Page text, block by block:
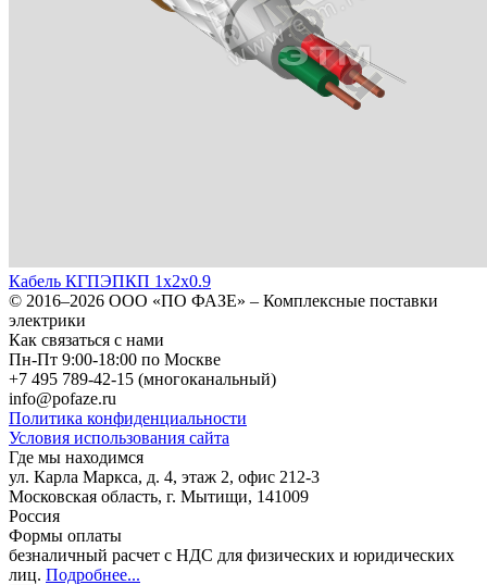
Кабель КГПЭПКП 1х2х0.9
© 2016–2026 ООО «ПО ФАЗЕ» – Комплексные поставки
электрики
Как связаться с нами
Пн-Пт 9:00-18:00 по Москве
+7 495 789-42-15 (многоканальный)
info@pofaze.ru
Политика конфиденциальности
Условия использования сайта
Где мы находимся
ул. Карла Маркса, д. 4, этаж 2, офис 212-3
Московская область, г. Мытищи, 141009
Россия
Формы оплаты
безналичный расчет с НДС для физических и юридических
лиц. Подробнее...